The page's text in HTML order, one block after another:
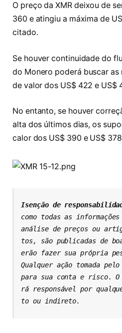
O preço da XMR deixou de
360 e atingiu a máxima de
citado.
Se houver continuidade do
do Monero poderá buscar as
de valor dos US$ 422 e US$
No entanto, se houver
alta dos últimos dias, os
calor dos US$ 390 e US$
Isenção de
como todas as
análise de preços ou
tos, são publicadas de
erão fazer sua própria
Qualquer ação tomada
para sua conta e risco.
rá responsável por
to ou indireto.